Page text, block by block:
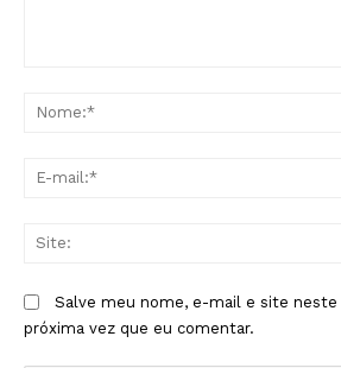
Salve meu nome, e-mail e site neste
próxima vez que eu comentar.